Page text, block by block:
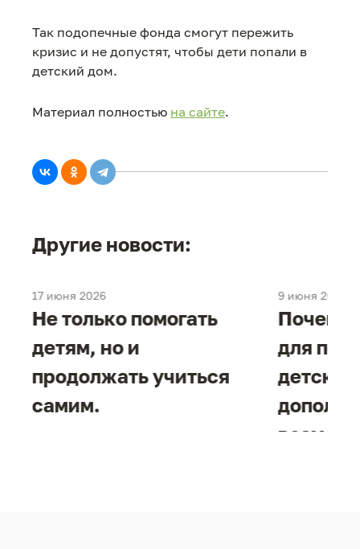
Так подопечные фонда смогут пережить
кризис и не допустят, чтобы дети попали в
детский дом.
Материал полностью на сайте.
Другие новости:
17 июня 2026
Не только помогать
детям, но и
продолжать учиться
самим.
9 июня 2026
Почему
для